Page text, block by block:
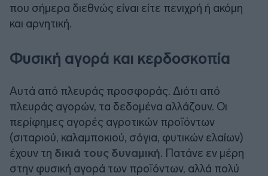
που σήμερα διεθνώς είναι είτε πενιχρή ή ακόμη
και αρνητική.
Φυσική αγορά και κερδοσκοπία
Αυτά από πλευράς προσφοράς. Διότι από
πλευράς αγορών, τα δεδομένα αλλάζουν. Οι
περίφημες αγορές αγροτικών προϊόντων
(σιταριού, καλαμποκιού, σόγια, φυτικών ελαίων)
έχουν τη δικιά τους δυναμική. Πατάνε εν μέρη
στην φυσική αγορά των προϊόντων, αλλά πολύ